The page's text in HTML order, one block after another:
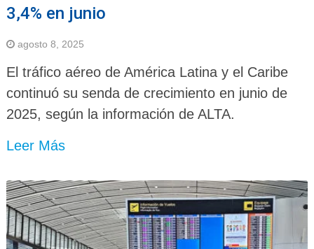
3,4% en junio
agosto 8, 2025
El tráfico aéreo de América Latina y el Caribe
continuó su senda de crecimiento en junio de
2025, según la información de ALTA.
Leer Más